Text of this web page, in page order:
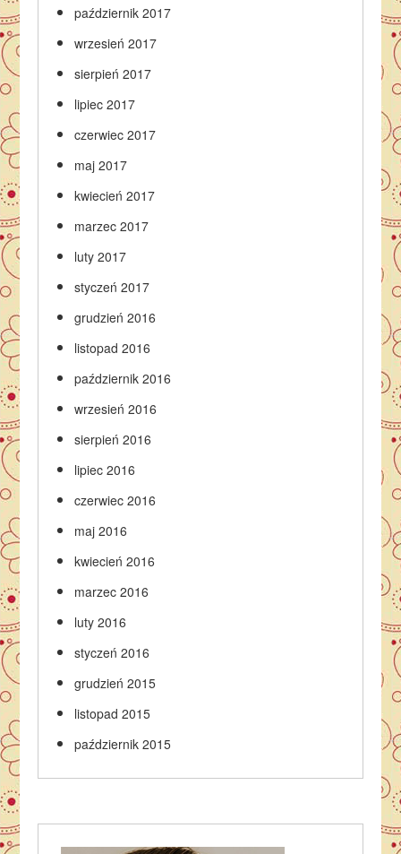
październik 2017
wrzesień 2017
sierpień 2017
lipiec 2017
czerwiec 2017
maj 2017
kwiecień 2017
marzec 2017
luty 2017
styczeń 2017
grudzień 2016
listopad 2016
październik 2016
wrzesień 2016
sierpień 2016
lipiec 2016
czerwiec 2016
maj 2016
kwiecień 2016
marzec 2016
luty 2016
styczeń 2016
grudzień 2015
listopad 2015
październik 2015